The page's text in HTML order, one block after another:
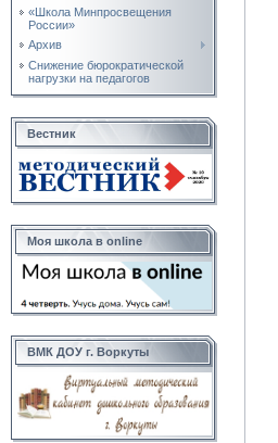
«Школа Минпросвещения
России»
Архив
Снижение бюрократической
нагрузки на педагогов
Вестник
Моя школа в online
ВМК ДОУ г. Воркуты